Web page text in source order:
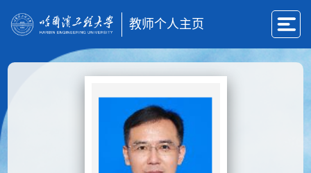
教师个人主页